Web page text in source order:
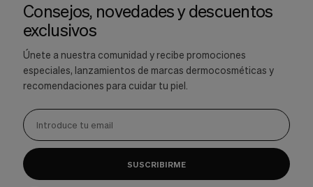
Consejos, novedades y descuentos
exclusivos
Únete a nuestra comunidad y recibe promociones
especiales, lanzamientos de marcas dermocosméticas y
recomendaciones para cuidar tu piel.
SUSCRIBIRME